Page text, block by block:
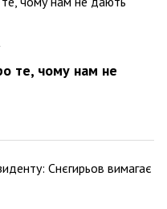
те, чому нам не